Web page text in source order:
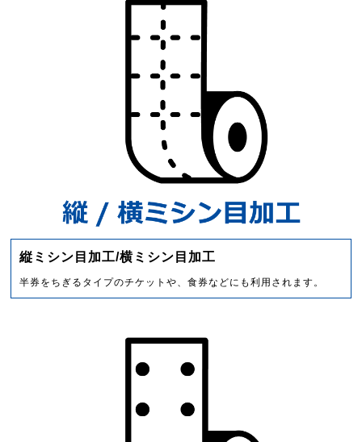
縦ミシン目加工/横ミシン目加工
半券をちぎるタイプのチケットや、食券などにも利用されます。